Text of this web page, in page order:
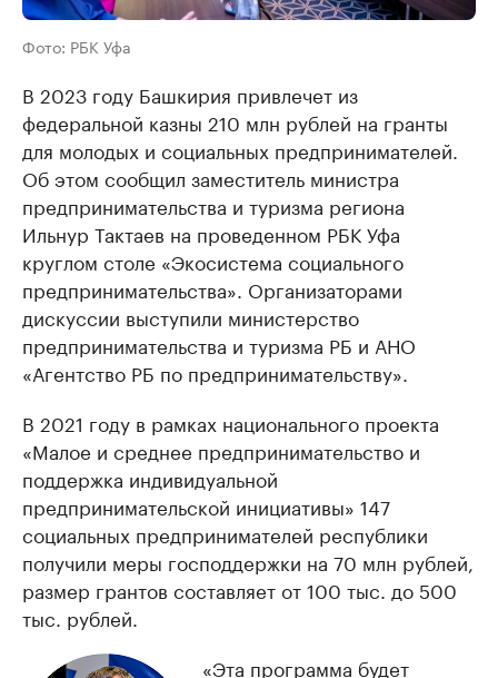
Фото: РБК Уфа
В 2023 году Башкирия привлечет из
федеральной казны 210 млн рублей на гранты
для молодых и социальных предпринимателей.
Об этом сообщил заместитель министра
предпринимательства и туризма региона
Ильнур Тактаев на проведенном РБК Уфа
круглом столе «Экосистема социального
предпринимательства». Организаторами
дискуссии выступили министерство
предпринимательства и туризма РБ и АНО
«Агентство РБ по предпринимательству».
В 2021 году в рамках национального проекта
«Малое и среднее предпринимательство и
поддержка индивидуальной
предпринимательской инициативы» 147
социальных предпринимателей республики
получили меры господдержки на 70 млн рублей,
размер грантов составляет от 100 тыс. до 500
тыс. рублей.
«Эта программа будет